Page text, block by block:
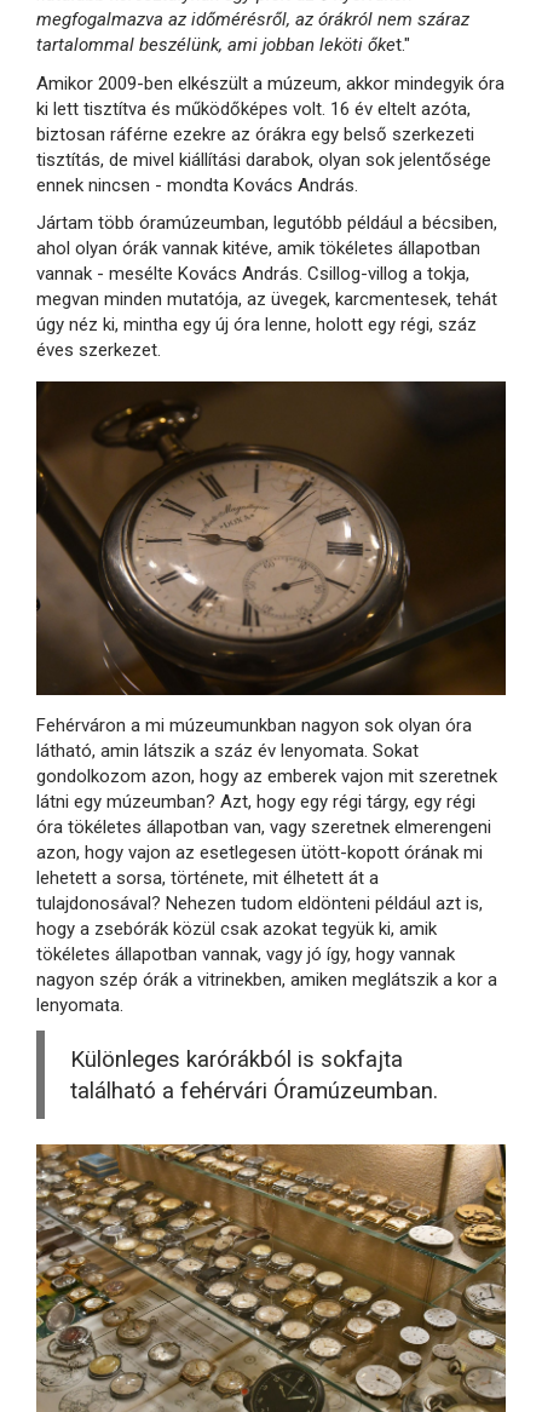
megfogalmazva az időmérésről, az órákról nem száraz
tartalommal beszélünk, ami jobban leköti őket."
Amikor 2009-ben elkészült a múzeum, akkor mindegyik óra
ki lett tisztítva és működőképes volt. 16 év eltelt azóta,
biztosan ráférne ezekre az órákra egy belső szerkezeti
tisztítás, de mivel kiállítási darabok, olyan sok jelentősége
ennek nincsen - mondta Kovács András.
Jártam több óramúzeumban, legutóbb például a bécsiben,
ahol olyan órák vannak kitéve, amik tökéletes állapotban
vannak - mesélte Kovács András. Csillog-villog a tokja,
megvan minden mutatója, az üvegek, karcmentesek, tehát
úgy néz ki, mintha egy új óra lenne, holott egy régi, száz
éves szerkezet.
Fehérváron a mi múzeumunkban nagyon sok olyan óra
látható, amin látszik a száz év lenyomata. Sokat
gondolkozom azon, hogy az emberek vajon mit szeretnek
látni egy múzeumban? Azt, hogy egy régi tárgy, egy régi
óra tökéletes állapotban van, vagy szeretnek elmerengeni
azon, hogy vajon az esetlegesen ütött-kopott órának mi
lehetett a sorsa, története, mit élhetett át a
tulajdonosával? Nehezen tudom eldönteni például azt is,
hogy a zsebórák közül csak azokat tegyük ki, amik
tökéletes állapotban vannak, vagy jó így, hogy vannak
nagyon szép órák a vitrinekben, amiken meglátszik a kor a
lenyomata.
Különleges karórákból is sokfajta
található a fehérvári Óramúzeumban.